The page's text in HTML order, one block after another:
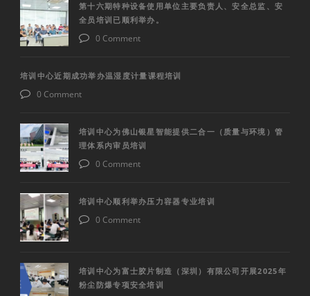
第十六期特种设备使用单位主要负责人、安全总监、安
全员培训已顺利举办。
0 Comment
培训中心近期成功举办温湿度计量课程培训
0 Comment
培训中心为佛山银星智能提供二合一（质量与环境）管
理体系内审员培训
0 Comment
培训中心顺利举办压力容器专业培训
0 Comment
培训中心为富士胶片制造（深圳）有限公司开展2025年
粉尘防爆专项安全培训